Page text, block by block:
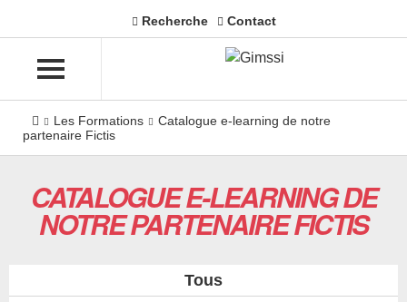
Recherche Contact
Les Formations
Catalogue e-learning de notre
partenaire Fictis
CATALOGUE E-LEARNING DE
NOTRE PARTENAIRE FICTIS
Tous